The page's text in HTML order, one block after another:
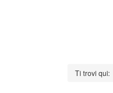
Ti trovi qui: